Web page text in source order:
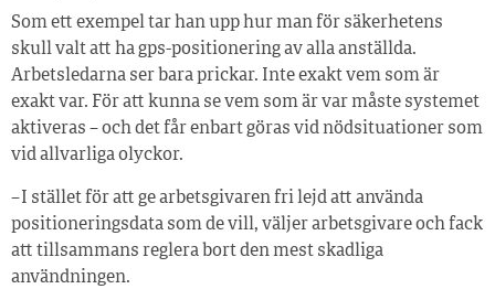
Som ett exempel tar han upp hur man för säkerhetens
skull valt att ha gps-positionering av alla anställda.
Arbetsledarna ser bara prickar. Inte exakt vem som är
exakt var. För att kunna se vem som är var måste systemet
aktiveras – och det får enbart göras vid nödsituationer som
vid allvarliga olyckor.
– I stället för att ge arbetsgivaren fri lejd att använda
positioneringsdata som de vill, väljer arbetsgivare och fack
att tillsammans reglera bort den mest skadliga
användningen.